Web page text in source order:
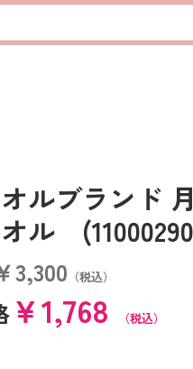
ルブランド
ル
3,300 （税込）
￥1,768 （税込）